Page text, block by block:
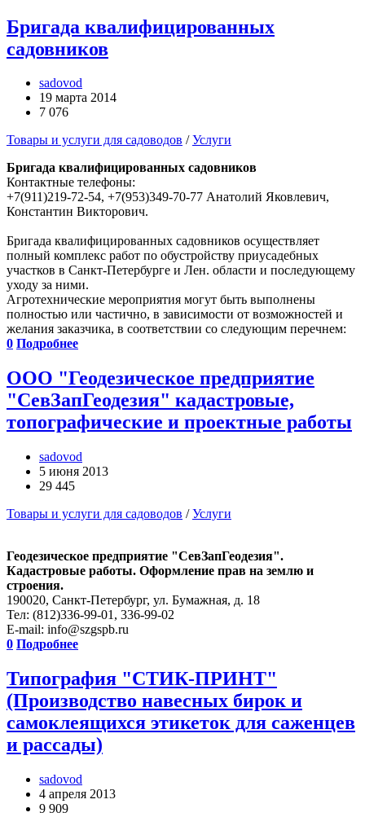
Бригада квалифицированных
садовников
sadovod
19 марта 2014
7 076
Товары и услуги для садоводов /Услуги
Бригада квалифицированных садовников
Контактные телефоны:
+7(911)219-72-54, +7(953)349-70-77 Анатолий Яковлевич,
Константин Викторович.
Бригада квалифицированных садовников осуществляет
полный комплекс работ по обустройству приусадебных
участков в Санкт-Петербурге и Лен. области и последующему
уходу за ними.
Агротехнические мероприятия могут быть выполнены
полностью или частично, в зависимости от возможностей и
желания заказчика, в соответствии со следующим перечнем:
0 Подробнее
ООО "Геодезическое предприятие
"СевЗапГеодезия" кадастровые,
топографические и проектные работы
sadovod
5 июня 2013
29 445
Товары и услуги для садоводов /Услуги
Геодезическое предприятие "СевЗапГеодезия".
Кадастровые работы. Оформление прав на землю и
строения.
190020, Санкт-Петербург, ул. Бумажная, д. 18
Тел: (812)336-99-01, 336-99-02
E-mail: info@szgspb.ru
0 Подробнее
Типография "СТИК-ПРИНТ"
(Производство навесных бирок и
самоклеящихся этикеток для саженцев
и рассады)
sadovod
4 апреля 2013
9 909